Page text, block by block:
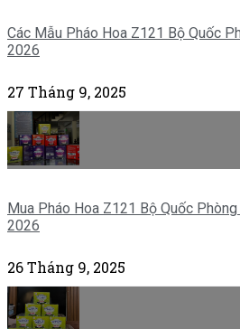
Các Mẫu Pháo Hoa Z121 Bộ Quốc
2026
27 Tháng 9, 2025
Mua Pháo Hoa Z121 Bộ Quốc
2026
26 Tháng 9, 2025